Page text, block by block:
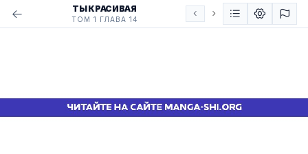
ТЫ КРАСИВАЯ
ТОМ 1 ГЛАВА 14